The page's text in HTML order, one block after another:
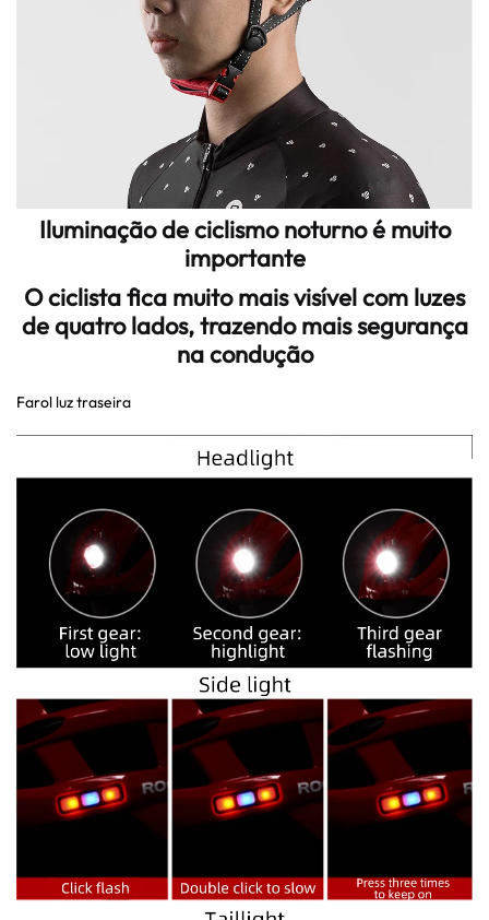
Iluminação de ciclismo noturno é muito
importante
O ciclista fica muito mais visível com luzes
de quatro lados, trazendo mais segurança
na condução
Farol luz traseira